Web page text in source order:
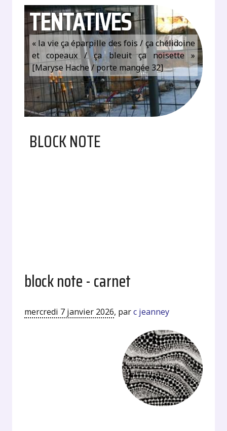
TENTATIVES
« la vie ça éparpille des fois / ça chélidoine
et copeaux / ça bleuit ça noisette »
[Maryse Hache / porte mangée 32]
BLOCK NOTE
block note - carnet
mercredi 7 janvier 2026, parc jeanney